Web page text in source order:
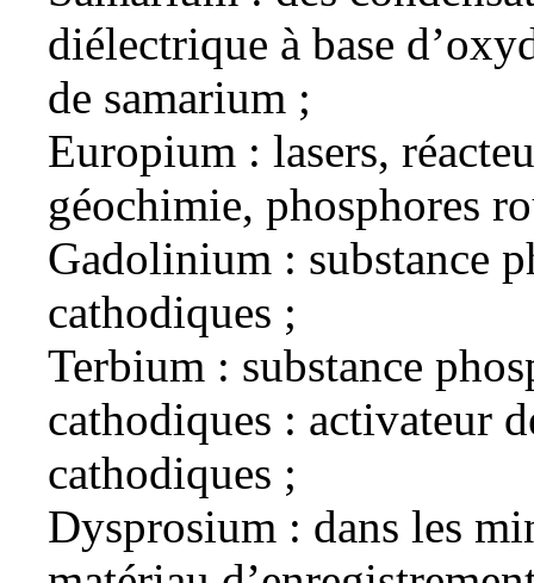
diélectrique à base
de samarium ;
Europium : lasers,
géochimie, phosphores
Gadolinium : substance
cathodiques ;
Terbium : substance
cathodiques : activateur
cathodiques ;
Dysprosium : dans les